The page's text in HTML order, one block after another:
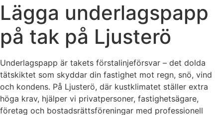
Lägga underlagspapp
på tak på Ljusterö
Underlagspapp är takets förstalinjeförsvar – det dolda
tätskiktet som skyddar din fastighet mot regn, snö, vind
och kondens. På Ljusterö, där kustklimatet ställer extra
höga krav, hjälper vi privatpersoner, fastighetsägare,
företag och bostadsrättsföreningar med professionell